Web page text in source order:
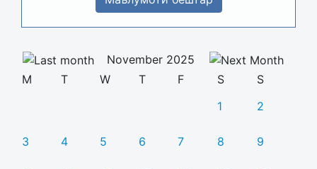
November 2025
M
T W T F S
S
1
2
3 4 5 6 7 8 9